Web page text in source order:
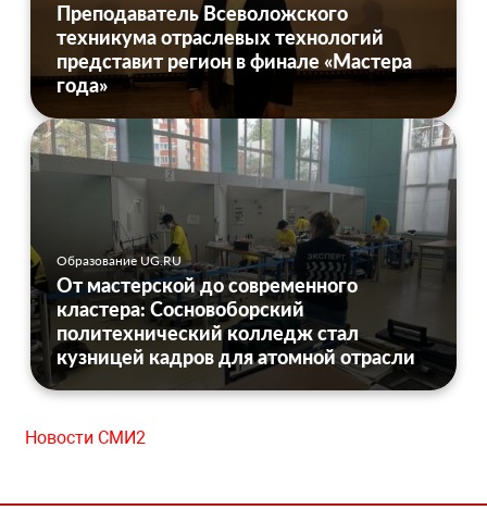
Преподаватель Всеволожского
техникума отраслевых технологий
представит регион в финале «Мастера
года»
Образование UG.RU
От мастерской до современного
кластера: Сосновоборский
политехнический колледж стал
кузницей кадров для атомной отрасли
Новости СМИ2